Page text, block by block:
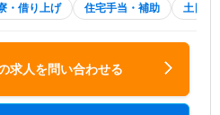
・借り上げ 住宅手当・補助 土日祝
求人を問い合わせる